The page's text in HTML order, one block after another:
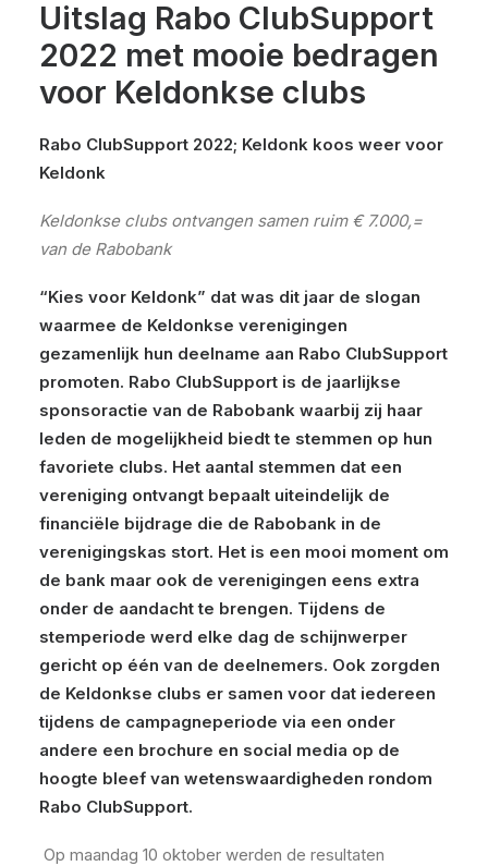
Uitslag Rabo ClubSupport
2022 met mooie bedragen
voor Keldonkse clubs
Rabo ClubSupport 2022; Keldonk koos weer voor
Keldonk
Keldonkse clubs ontvangen samen ruim € 7.000,=
van de Rabobank
“Kies voor Keldonk” dat was dit jaar de slogan
waarmee de Keldonkse verenigingen
gezamenlijk hun deelname aan Rabo ClubSupport
promoten. Rabo ClubSupport is de jaarlijkse
sponsoractie van de Rabobank waarbij zij haar
leden de mogelijkheid biedt te stemmen op hun
favoriete clubs. Het aantal stemmen dat een
vereniging ontvangt bepaalt uiteindelijk de
financiële bijdrage die de Rabobank in de
verenigingskas stort. Het is een mooi moment om
de bank maar ook de verenigingen eens extra
onder de aandacht te brengen. Tijdens de
stemperiode werd elke dag de schijnwerper
gericht op één van de deelnemers. Ook zorgden
de Keldonkse clubs er samen voor dat iedereen
tijdens de campagneperiode via een onder
andere een brochure en social media op de
hoogte bleef van wetenswaardigheden rondom
Rabo ClubSupport.
Op maandag 10 oktober werden de resultaten